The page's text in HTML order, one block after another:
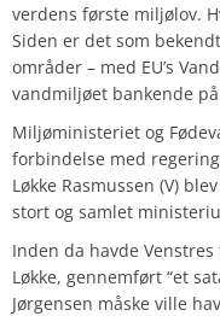
verdens første miljølov.
Siden er det som
områder – med EU’s
vandmiljøet bankende
Miljøministeriet og
forbindelse med
Løkke Rasmussen (V)
stort og samlet
Inden da havde Venstres
Løkke, gennemført “et
Jørgensen måske ville